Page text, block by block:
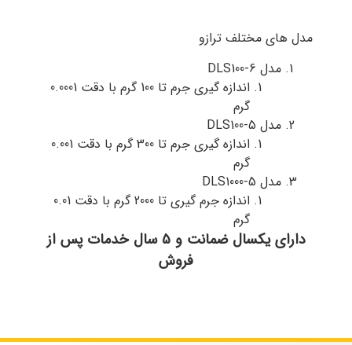
مدل های مختلف ترازو
مدل DLS100-6
اندازه گیری جرم تا 100 گرم با دقت 0.0001
گرم
مدل DLS100-5
اندازه گیری جرم تا 300 گرم با دقت 0.001
گرم
مدل DLS1000-5
اندازه جرم گیری تا 2000 گرم با دقت 0.01
گرم
دارای یکسال ضمانت و 5 سال خدمات پس از
فروش